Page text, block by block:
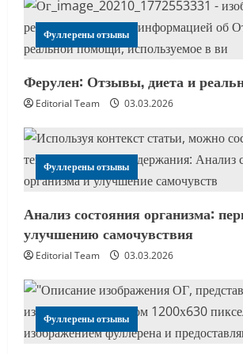
Фуллерены отзывы
Ферулен: Отзывы, диета и
Editorial Team 03.03.2026
Фуллерены отзывы
Анализ состояния организма:
улучшению самочувствия
Editorial Team 03.03.2026
Фуллерены отзывы